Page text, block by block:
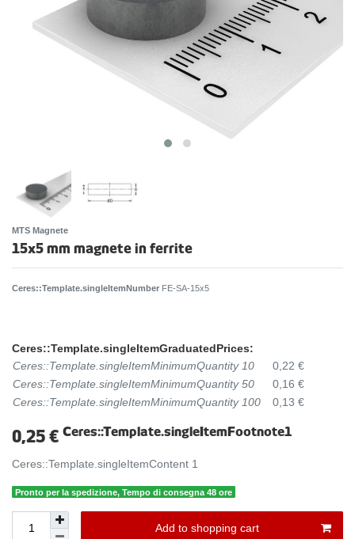
MTS Magnete
15x5 mm magnete in ferrite
Ceres::Template.singleItemNumber FE-SA-15x5
Ceres::Template.singleItemGraduatedPrices:
Ceres::Template.singleItemMinimumQuantity 10
0,22 €
Ceres::Template.singleItemMinimumQuantity 50
0,16 €
Ceres::Template.singleItemMinimumQuantity 100
0,13 €
0,25 € Ceres::Template.singleItemFootnote1
Ceres::Template.singleItemContent 1
Pronto per la spedizione, Tempo di consegna 48 ore
Add to shopping cart